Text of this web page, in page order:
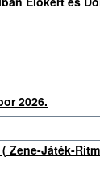
2026.
Zene-Játék-